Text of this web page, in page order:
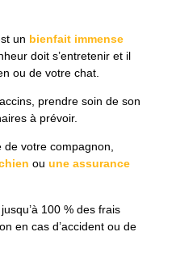
un bienfait immense
doit s’entretenir et il
ou de votre chat.
prendre soin de son
à prévoir.
de votre compagnon,
ou une assurance
100 % des frais
en cas d’accident ou de